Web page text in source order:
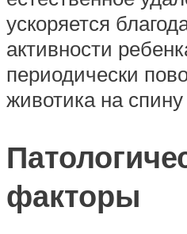
ускоряется
активности
периодически
животика на
факторы